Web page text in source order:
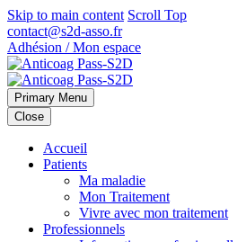
Skip to main content Scroll Top
contact@s2d-asso.fr
Adhésion / Mon espace
Primary Menu
Close
Accueil
Patients
Ma maladie
Mon Traitement
Vivre avec mon traitement
Professionnels